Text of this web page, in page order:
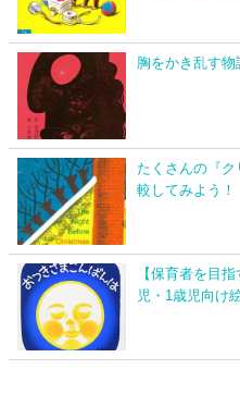
胸をかき乱す
たくさんの『
較してみよう！
【保育者を目
児・1歳児向け